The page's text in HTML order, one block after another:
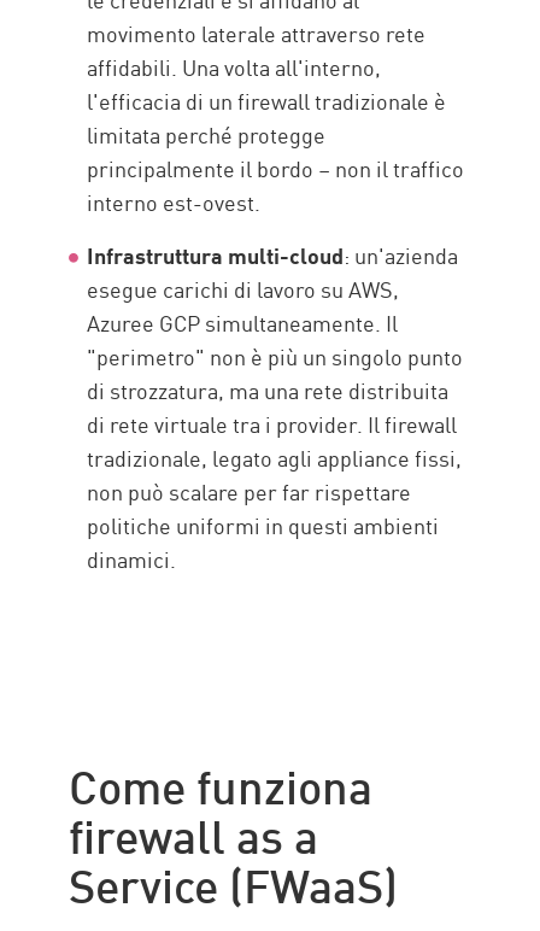
movimento laterale attraverso rete
affidabili. Una volta all'interno,
l'efficacia di un firewall tradizionale è
limitata perché protegge
principalmente il bordo – non il traffico
interno est-ovest.
Infrastruttura multi-cloud: un'azienda
esegue carichi di lavoro su AWS,
Azuree GCP simultaneamente. Il
"perimetro" non è più un singolo punto
di strozzatura, ma una rete distribuita
di rete virtuale tra i provider. Il firewall
tradizionale, legato agli appliance fissi,
non può scalare per far rispettare
politiche uniformi in questi ambienti
dinamici.
Come funziona
firewall as a
Service (FWaaS)